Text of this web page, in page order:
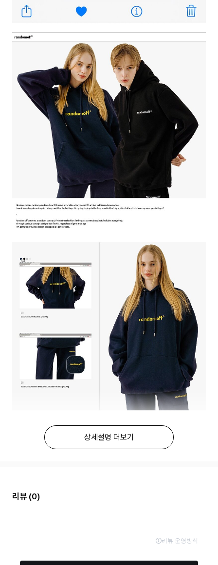
상세설명 더보기
리뷰 (0)